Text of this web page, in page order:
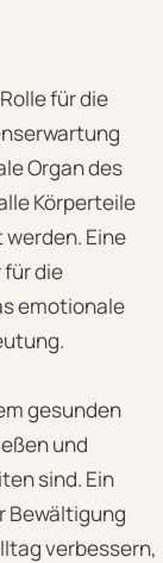
für die
Organ des
Körperteile
Eine
die
emotionale
gesunden
und
sind. Ein
Bewältigung
verbessern,